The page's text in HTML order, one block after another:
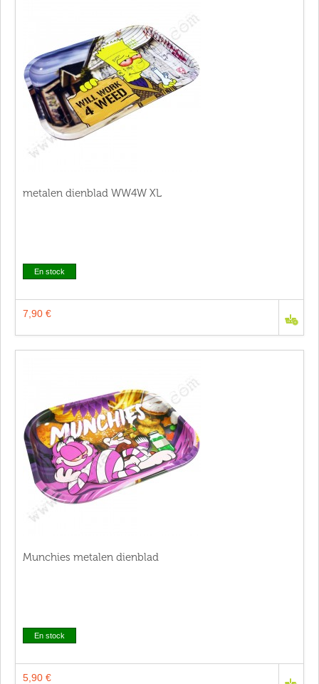
metalen dienblad WW4W XL
En stock
7,90 €
Munchies metalen dienblad
En stock
5,90 €